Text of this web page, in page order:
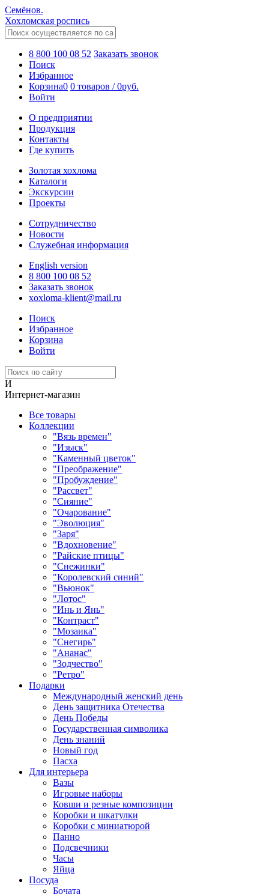
Семёнов.
Хохломская роспись
8 800 100 08 52 Заказать звонок
Поиск
Избранное
Корзина0 0 товаров /0руб.
Войти
О предприятии
Продукция
Контакты
Где купить
Золотая хохлома
Каталоги
Экскурсии
Проекты
Сотрудничество
Новости
Служебная информация
English version
8 800 100 08 52
Заказать звонок
xoxloma-klient@mail.ru
Поиск
Избранное
Корзина
Войти
И
Интернет-магазин
Все товары
Коллекции
"Вязь времен"
"Изыск"
"Каменный цветок"
"Преображение"
"Пробуждение"
"Рассвет"
"Сияние"
"Очарование"
"Эволюция"
"Заря"
"Вдохновение"
"Райские птицы"
"Снежинки"
"Королевский синий"
"Вьюнок"
"Лотос"
"Инь и Янь"
"Контраст"
"Мозаика"
"Снегирь"
"Ананас"
"Зодчество"
"Ретро"
Подарки
Международный женский день
День защитника Отечества
День Победы
Государственная символика
День знаний
Новый год
Пасха
Для интерьера
Вазы
Игровые наборы
Ковши и резные композиции
Коробки и шкатулки
Коробки с миниатюрой
Панно
Подсвечники
Часы
Яйца
Посуда
Бочата